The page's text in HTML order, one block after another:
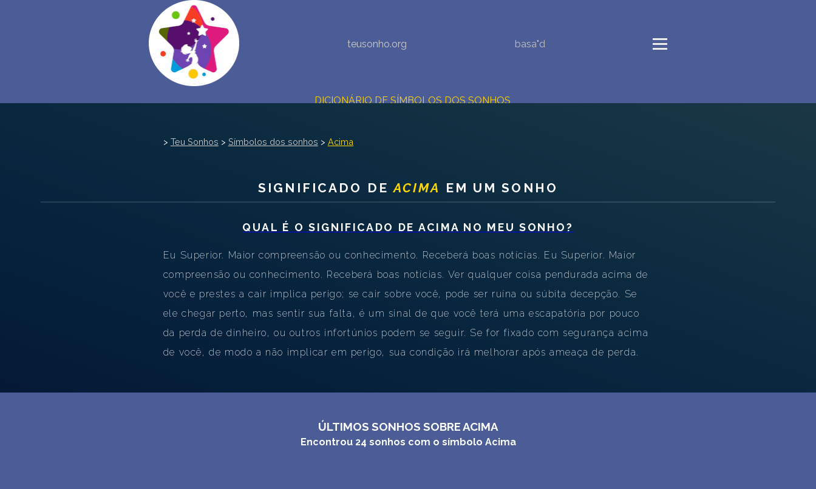
teusonho.org basa"d
NOVA INTERPRETAÇÃO DOS SONHOS
DICIONÁRIO DE SÍMBOLOS DOS SONHOS
SONHOS COMUNS
INTERPRETAÇÃO PESSOAL DOS SONHOS
POLÍTICA DE PRIVACIDADE
1
> Teu Sonhos > Símbolos dos sonhos > Acima
SIGNIFICADO DEACIMA EM UM SONHO
QUAL É O SIGNIFICADO DE ACIMA NO MEU SONHO?
Eu Superior. Maior compreensão ou conhecimento. Receberá boas notícias. Eu Superior. Maior
compreensão ou conhecimento. Receberá boas notícias. Ver qualquer coisa pendurada acima de
você e prestes a cair implica perigo; se cair sobre você, pode ser ruína ou súbita decepção. Se
ele chegar perto, mas sentir sua falta, é um sinal de que você terá uma escapatória por pouco
da perda de dinheiro, ou outros infortúnios podem se seguir. Se for fixado com segurança acima
de você, de modo a não implicar em perigo, sua condição irá melhorar após ameaça de perda.
ÚLTIMOS SONHOS SOBRE ACIMA
Encontrou 24 sonhos com o símbolo Acima